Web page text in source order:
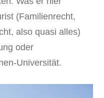
(Familienrecht,
also quasi alles)
oder
Universität.